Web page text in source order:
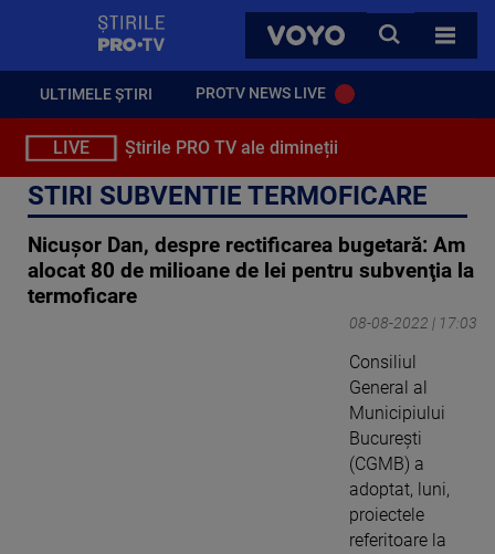
VOYO
CAUTA
TOATE
ULTIMELE ȘTIRI PROTV NEWS LIVE
LIVE Știrile PRO TV ale dimineții
STIRI SUBVENTIE TERMOFICARE
Nicuşor Dan, despre rectificarea bugetară: Am
alocat 80 de milioane de lei pentru subvenţia la
termoficare
08-08-2022 | 17:03
Consiliul
General al
Municipiului
Bucureşti
(CGMB) a
adoptat, luni,
proiectele
referitoare la